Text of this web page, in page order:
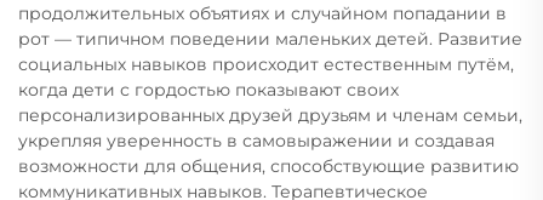
продолжительных объятиях и случайном попадании в
рот — типичном поведении маленьких детей. Развитие
социальных навыков происходит естественным путём,
когда дети с гордостью показывают своих
персонализированных друзей друзьям и членам семьи,
укрепляя уверенность в самовыражении и создавая
возможности для общения, способствующие развитию
коммуникативных навыков. Терапевтическое